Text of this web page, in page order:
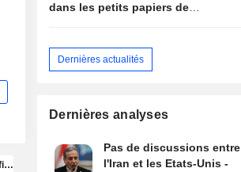
dans les petits papiers de
Dernières actualités
Dernières analyses
Pas de discussions entre
l'Iran et les Etats-Unis -